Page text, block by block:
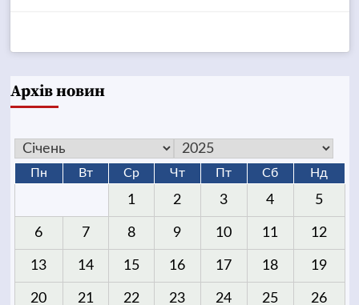
Архів новин
Пн Вт Ср Чт Пт Сб Нд
1 2 3 4 5
6 7 8 9 10 11 12
13 14 15 16 17 18 19
20 21 22 23 24 25 26